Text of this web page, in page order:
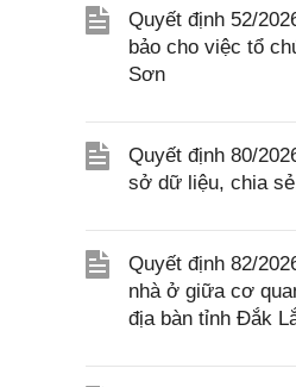
Quyết định 52/
bảo cho việc tổ
Sơn
Quyết định 80/
sở dữ liệu, chia
Quyết định 82/
nhà ở giữa cơ
địa bàn tỉnh Đắk